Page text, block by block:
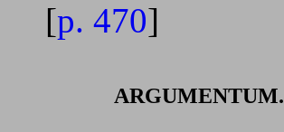
[p. 470]
ARGUMENTUM.